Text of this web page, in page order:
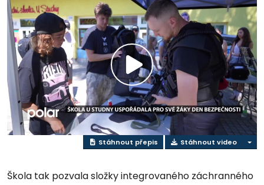
Přehrát
video
Stáhnout přepis Stáhnout video
Škola tak pozvala složky integrovaného záchranného